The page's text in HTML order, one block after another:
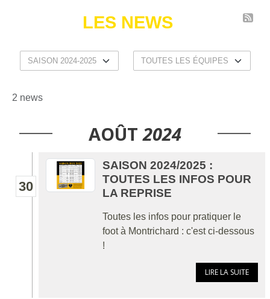
LES NEWS
2 news
AOÛT 2024
30
SAISON 2024/2025 :
TOUTES LES INFOS POUR
LA REPRISE
Toutes les infos pour pratiquer le
foot à Montrichard : c'est ci-dessous
!
LIRE LA SUITE